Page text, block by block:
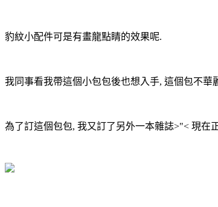
豹紋小配件可是有畫龍點睛的效果呢.
我同事看我帶這個小包包後也想入手, 這個包不華
為了訂這個包包, 我又訂了另外一本雜誌>"< 現在